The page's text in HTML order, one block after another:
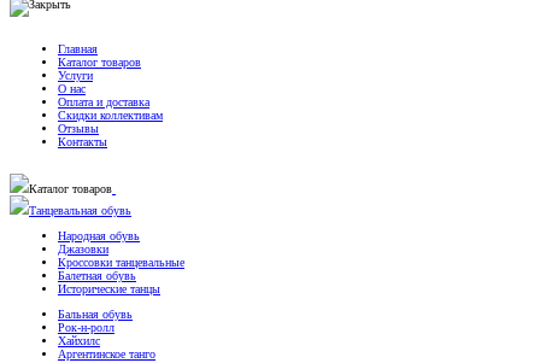
Главная
Каталог товаров
Услуги
О нас
Оплата и доставка
Скидки коллективам
Отзывы
Контакты
Каталог товаров
Танцевальная обувь
Народная обувь
Джазовки
Кроссовки танцевальные
Балетная обувь
Исторические танцы
Бальная обувь
Рок-н-ролл
Хайхилс
Аргентинское танго